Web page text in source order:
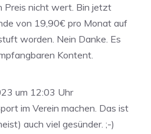
Preis nicht wert. Bin jetzt
von 19,90€ pro Monat auf
worden. Nein Danke. Es
Kontent.
um 12:03 Uhr
im Verein machen. Das ist
auch viel gesünder. ;-)